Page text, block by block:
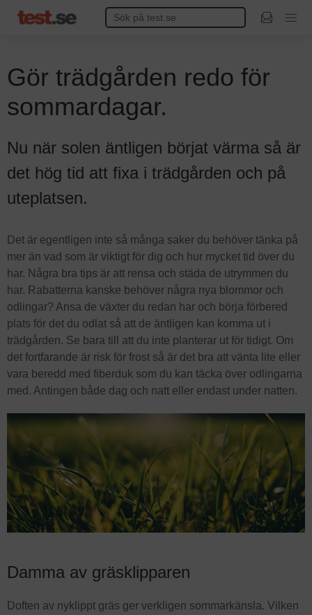
Gör trädgården redo för
sommardagar.
Nu när solen äntligen börjat värma så är
det hög tid att fixa i trädgården och på
uteplatsen.
Det är egentligen inte så många saker du behöver tänka på
mer än vad som är viktigt för dig och hur mycket tid över du
har. Några bra tips är att rensa och städa de utrymmen du
har. Rabatterna kanske behöver några nya blommor och
odlingar? Ansa de växter du redan har och börja förbered
plats för det du odlat så att de äntligen kan komma ut i
trädgården. Se bara till att du inte planterar ut för tidigt. Om
det fortfarande är risk för frost så är det bra att vänta lite eller
vara beredd med fiberduk som du kan täcka över odlingarna
med. Antingen både dag och natt eller endast under natten.
Damma av gräsklipparen
Doften av nyklippt gräs ger verkligen sommarkänsla. Vilken